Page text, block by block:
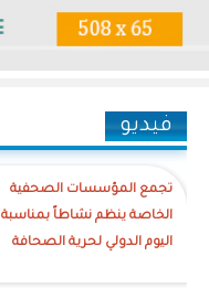
فيديو
تجمع المؤسسات الصحفية
الخاصة ينظم نشاطاً بمناسبة
اليوم الدولي لحرية الصحافة